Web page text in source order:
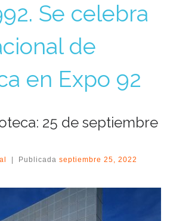
Se celebra
de
en Expo 92
25 de septiembre
Publicada septiembre 25, 2022